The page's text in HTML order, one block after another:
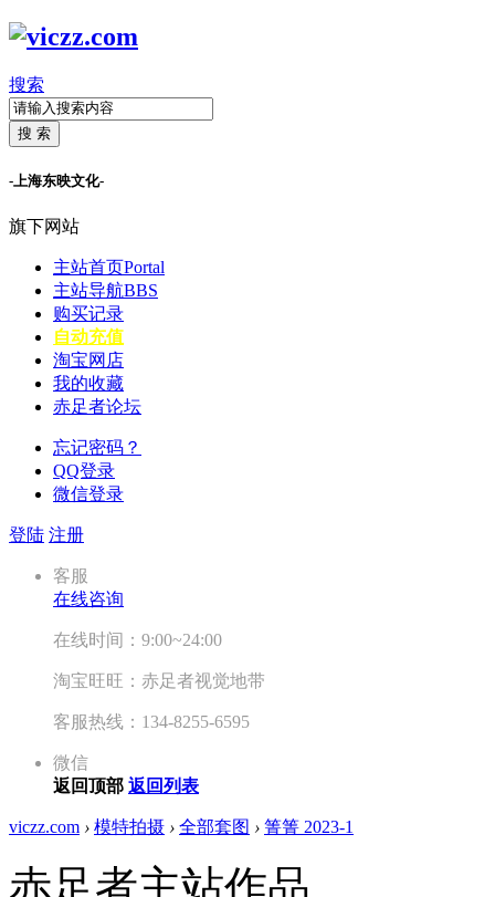
搜索
搜 索
-上海东映文化-
旗下网站
主站首页Portal
主站导航BBS
购买记录
自动充值
淘宝网店
我的收藏
赤足者论坛
忘记密码？
QQ登录
微信登录
登陆 注册
客服
在线咨询
在线时间：9:00~24:00
淘宝旺旺：赤足者视觉地带
客服热线：134-8255-6595
微信
返回顶部 返回列表
viczz.com › 模特拍摄 › 全部套图 › 箐箐 2023-1
赤足者主站作品